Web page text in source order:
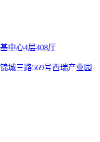
中心4层408厅
城三路569号西瑞产业园